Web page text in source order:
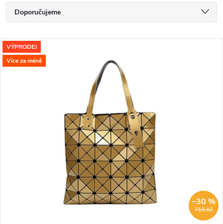
Ř
a
z
Doporučujeme
Nejdražší
V
ý
VÝPRODEJ
Více za méně
715 Kč
–30 %